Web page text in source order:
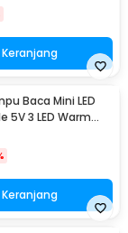
Keranjang
Baca Mini LED
5V 3 LED Warm
5730
Keranjang